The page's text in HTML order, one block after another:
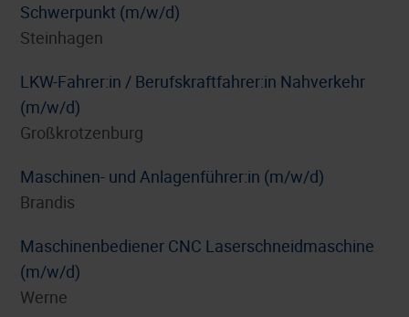
Schwerpunkt (m/w/d)
Steinhagen
LKW-Fahrer:in / Berufskraftfahrer:in Nahverkehr
(m/w/d)
Großkrotzenburg
Maschinen- und Anlagenführer:in (m/w/d)
Brandis
Maschinenbediener CNC Laserschneidmaschine
(m/w/d)
Werne